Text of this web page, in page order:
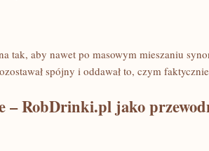
tak, aby nawet po masowym mieszaniu
spójny i oddawał to, czym
– RobDrinki.pl jako